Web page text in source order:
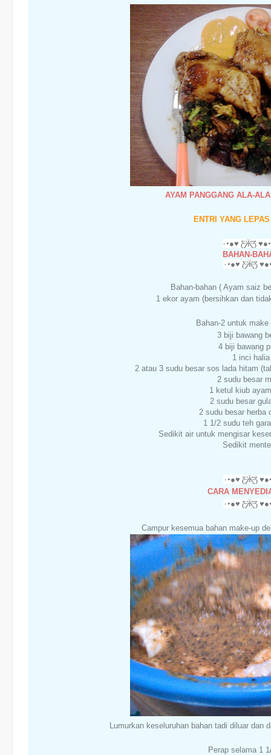
AYAM PANGGANG ALA-
ENTRI YANG
BAHAN-
Bahan-bahan ( Ayam saiz
1 ekor ayam (bersihkan dan
Bahan-2 untuk
3 biji bawang
4 biji bawang
1 inci halia
2 atau 3 sudu besar sos lada hitam
2 sudu besar
1 ketul kiub
2 sudu besar
2 sudu besar herba
1 1/2 sudu teh
Sedikit air untuk mengisar
Sedikit
CARA
Campur kesemua bahan make-up
Lumurkan keseluruhan bahan tadi diluar dan
Perap selama 1